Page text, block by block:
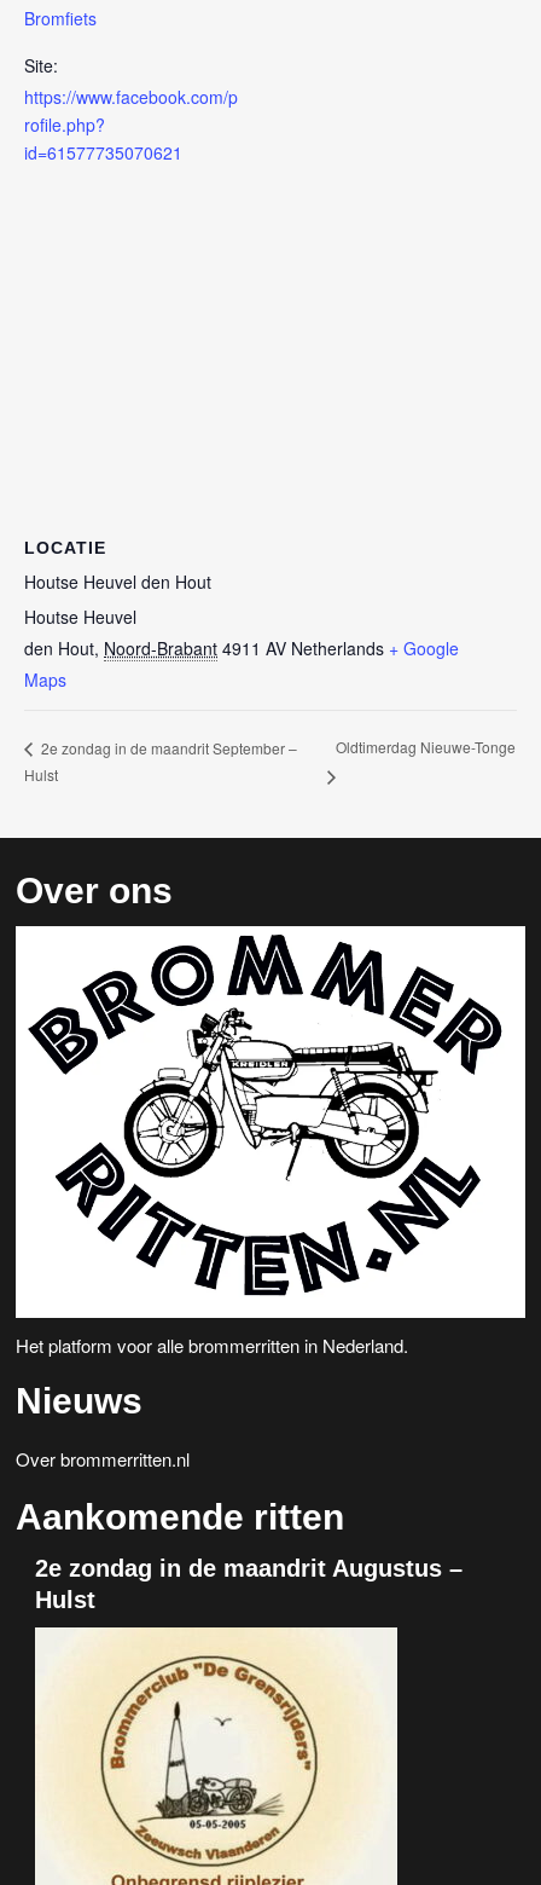
Bromfiets
Site:
https://www.facebook.com/p
rofile.php?
id=61577735070621
LOCATIE
Houtse Heuvel den Hout
Houtse Heuvel
den Hout, Noord-Brabant 4911 AV Netherlands + Google
Maps
2e zondag in de maandrit September –
Hulst
Oldtimerdag Nieuwe-Tonge
Over ons
Het platform voor alle brommerritten in Nederland.
Nieuws
Over brommerritten.nl
Aankomende ritten
2e zondag in de maandrit Augustus –
Hulst